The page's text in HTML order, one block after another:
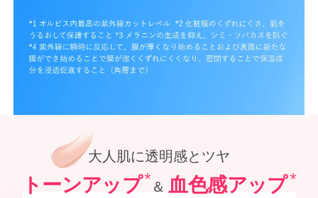
ポーラ化成 独自技術を搭載進化させた防御力*5✕シワ改善・美白*6、
@cosmeベストコスメアワードでの受賞（2022年～2025年 オルビス調べ リンクルホワイト
2024年12月20日時点（オルビス調べ リンクルホワイトUVプロテクターを含む）
化粧膜のくずれにくさ、肌をうるおして保護すること
メラニンの生成を抑え、シミ・ソバカスを防ぐ
紫外線に瞬時に反応して、膜が厚くなり始めることおよび表面に新たな膜ができ始めること
大人肌に透明感とツヤ
トーンアップ* ＆ 血色感アップ*